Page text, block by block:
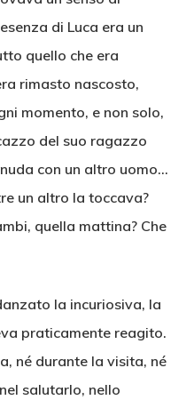
di Luca era un
quello che era
rimasto nascosto,
momento, e non solo,
del suo ragazzo
con un altro uomo…
un altro la toccava?
quella mattina? Che
la incuriosiva, la
praticamente reagito.
né durante la visita, né
salutarlo, nello